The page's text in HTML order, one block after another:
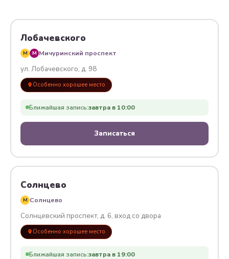
Лобачевского
M M Мичуринский проспект
ул. Лобачевского, д. 98
Особенно хорошее место
Ближайшая запись:завтра в 10:00
Записаться
Солнцево
M Солнцево
Солнцевский проспект, д. 6, вход со двора
Особенно хорошее место
Ближайшая запись:завтра в 19:00